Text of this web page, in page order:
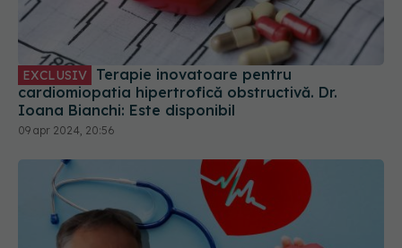
EXCLUSIV
cardiomiopatia hipertrofică obstructivă. Dr.
Ioana Bianchi: Este disponibil
09 apr 2024, 20:56